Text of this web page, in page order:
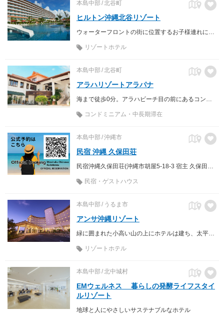
本島中部 北谷町
ヒルトン沖縄北谷リゾート
リゾートホテル
本島中部 北谷町
アラハリゾートアラパナ
コンドミニアム・中長期滞在
本島中部 沖縄市
民宿 沖縄 久保田荘
民宿・ゲストハウス
本島中部 うるま市
アンサ沖縄リゾート
緑に囲まれた小高い山の上にホテルは建ち、太平洋と東シナ海を楽しめるホテルです。
リゾートホテル
本島中部 北中城村
EMウェルネス 暮らしの発酵ライフスタイ
ルリゾート
地球と人にやさしいサステナブルなホテル